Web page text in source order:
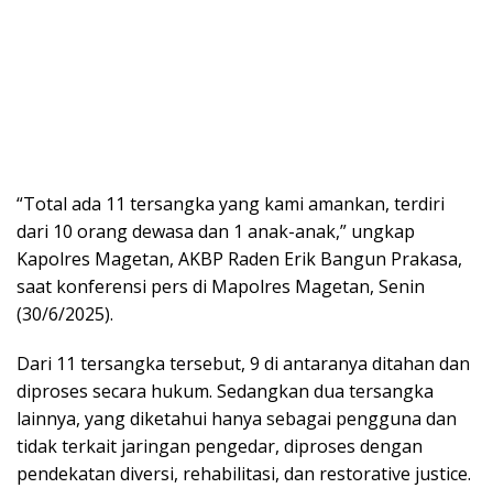
“Total ada 11 tersangka yang kami amankan, terdiri
dari 10 orang dewasa dan 1 anak-anak,” ungkap
Kapolres Magetan, AKBP Raden Erik Bangun Prakasa,
saat konferensi pers di Mapolres Magetan, Senin
(30/6/2025).
Dari 11 tersangka tersebut, 9 di antaranya ditahan dan
diproses secara hukum. Sedangkan dua tersangka
lainnya, yang diketahui hanya sebagai pengguna dan
tidak terkait jaringan pengedar, diproses dengan
pendekatan diversi, rehabilitasi, dan restorative justice.